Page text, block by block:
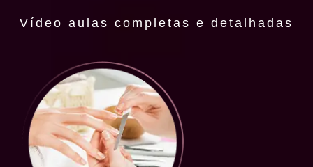
Vídeo aulas completas e detalhadas